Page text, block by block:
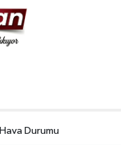
Hava Durumu